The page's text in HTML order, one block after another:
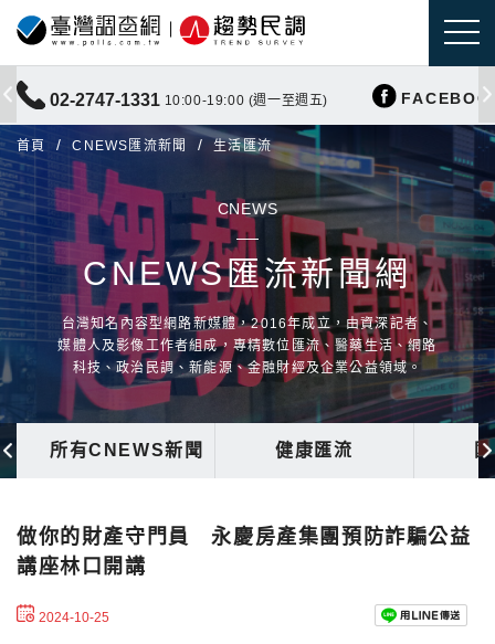
02-2747-1331 10:00-19:00 (週一至週五)
首頁 CNEWS匯流新聞 生活匯流
CNEWS
CNEWS匯流新聞網
台灣知名內容型網路新媒體，2016年成立，由資深記者、
媒體人及影像工作者組成，專精數位匯流、醫藥生活、網路
科技、政治民調、新能源、金融財經及企業公益領域。
所有CNEWS新聞 健康匯流
做你的財產守門員 永慶房產集團預防詐騙公益
講座林口開講
2024-10-25